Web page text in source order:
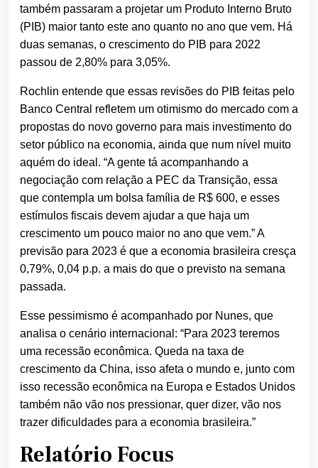
também passaram a projetar um Produto Interno Bruto
(PIB) maior tanto este ano quanto no ano que vem. Há
duas semanas, o crescimento do PIB para 2022
passou de 2,80% para 3,05%.
Rochlin entende que essas revisões do PIB feitas pelo
Banco Central refletem um otimismo do mercado com a
propostas do novo governo para mais investimento do
setor público na economia, ainda que num nível muito
aquém do ideal. “A gente tá acompanhando a
negociação com relação a PEC da Transição, essa
que contempla um bolsa família de R$ 600, e esses
estímulos fiscais devem ajudar a que haja um
crescimento um pouco maior no ano que vem.” A
previsão para 2023 é que a economia brasileira cresça
0,79%, 0,04 p.p. a mais do que o previsto na semana
passada.
Esse pessimismo é acompanhado por Nunes, que
analisa o cenário internacional: “Para 2023 teremos
uma recessão econômica. Queda na taxa de
crescimento da China, isso afeta o mundo e, junto com
isso recessão econômica na Europa e Estados Unidos
também não vão nos pressionar, quer dizer, vão nos
trazer dificuldades para a economia brasileira.”
Relatório Focus